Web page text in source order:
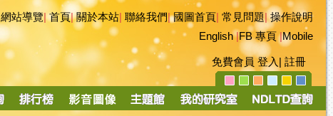
網站導覽|首頁|關於本站 聯絡我們|國圖首頁 常見問題|操作說明
English|FB 專頁|Mobile
免費會員 登入 註冊